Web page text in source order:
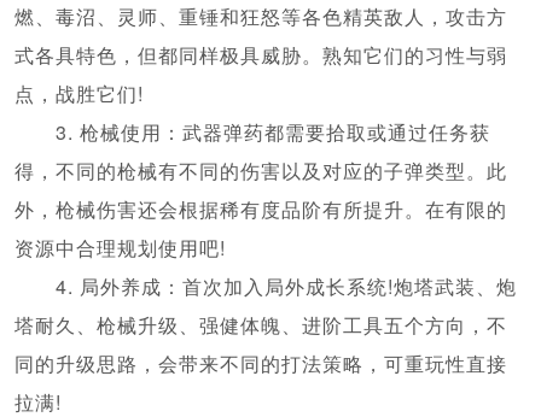
燃、毒沼、灵师、重锤和狂怒等各色精英敌人，攻击方
式各具特色，但都同样极具威胁。熟知它们的习性与弱
点，战胜它们!
3. 枪械使用：武器弹药都需要拾取或通过任务获
得，不同的枪械有不同的伤害以及对应的子弹类型。此
外，枪械伤害还会根据稀有度品阶有所提升。在有限的
资源中合理规划使用吧!
4. 局外养成：首次加入局外成长系统!炮塔武装、炮
塔耐久、枪械升级、强健体魄、进阶工具五个方向，不
同的升级思路，会带来不同的打法策略，可重玩性直接
拉满!